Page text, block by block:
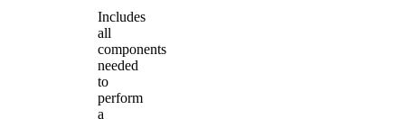
Includes
all
components
needed
to
perform
a